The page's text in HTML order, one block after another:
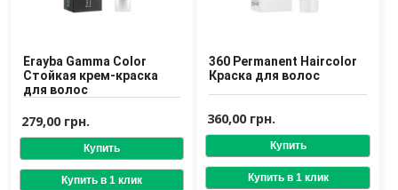
Erayba Gamma Color
Стойкая крем-краска
для волос
279,00 грн.
360 Permanent Haircolor
Краска для волос
360,00 грн.